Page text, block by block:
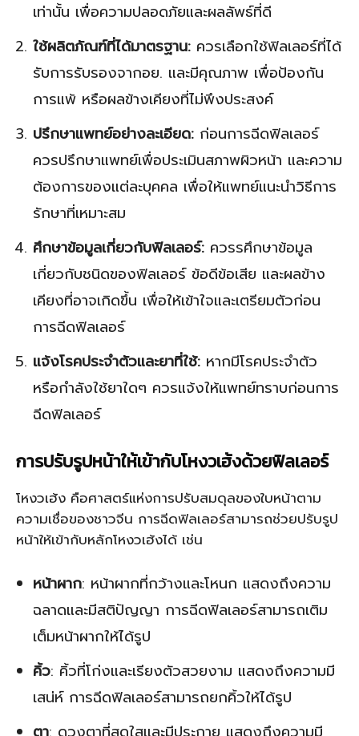
เท่านั้น เพื่อความปลอดภัยและผลลัพธ์ที่ดี
ใช้ผลิตภัณฑ์ที่ได้มาตรฐาน: ควรเลือกใช้ฟิลเลอร์ที่ได้
รับการรับรองจากอย. และมีคุณภาพ เพื่อป้องกัน
การแพ้ หรือผลข้างเคียงที่ไม่พึงประสงค์
ปรึกษาแพทย์อย่างละเอียด: ก่อนการฉีดฟิลเลอร์
ควรปรึกษาแพทย์เพื่อประเมินสภาพผิวหน้า และความ
ต้องการของแต่ละบุคคล เพื่อให้แพทย์แนะนำวิธีการ
รักษาที่เหมาะสม
ศึกษาข้อมูลเกี่ยวกับฟิลเลอร์: ควรรศึกษาข้อมูล
เกี่ยวกับชนิดของฟิลเลอร์ ข้อดีข้อเสีย และผลข้าง
เคียงที่อาจเกิดขึ้น เพื่อให้เข้าใจและเตรียมตัวก่อน
การฉีดฟิลเลอร์
แจ้งโรคประจำตัวและยาที่ใช้: หากมีโรคประจำตัว
หรือกำลังใช้ยาใดๆ ควรแจ้งให้แพทย์ทราบก่อนการ
ฉีดฟิลเลอร์
การปรับรูปหน้าให้เข้ากับโหงวเฮ้งด้วยฟิลเลอร์
โหงวเฮ้ง คือศาสตร์แห่งการปรับสมดุลของใบหน้าตาม
ความเชื่อของชาวจีน การฉีดฟิลเลอร์สามารถช่วยปรับรูป
หน้าให้เข้ากับหลักโหงวเฮ้งได้ เช่น
หน้าผาก: หน้าผากที่กว้างและโหนก แสดงถึงความ
ฉลาดและมีสติปัญญา การฉีดฟิลเลอร์สามารถเติม
เต็มหน้าผากให้ได้รูป
คิ้ว: คิ้วที่โก่งและเรียงตัวสวยงาม แสดงถึงความมี
เสน่ห์ การฉีดฟิลเลอร์สามารถยกคิ้วให้ได้รูป